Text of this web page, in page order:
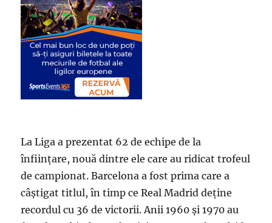
La Liga a prezentat 62 de echipe de la
înființare, nouă dintre ele care au ridicat trofeul
de campionat. Barcelona a fost prima care a
câștigat titlul, în timp ce Real Madrid deține
recordul cu 36 de victorii. Anii 1960 și 1970 au